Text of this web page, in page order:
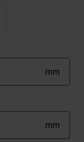
mm
mm